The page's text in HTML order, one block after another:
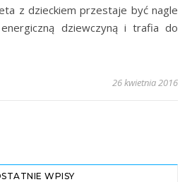
z dzieckiem przestaje być nagle
energiczną dziewczyną i trafia do
26 kwietnia 2016
WPISY